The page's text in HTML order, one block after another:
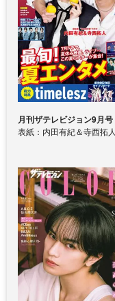
月刊ザテレビジョン9月号
表紙：内田有紀＆寺西拓人